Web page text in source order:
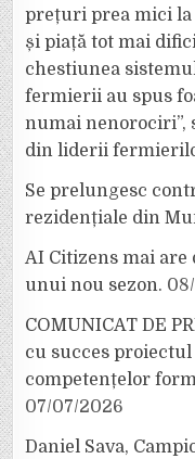
prețuri prea mici
și piață tot mai
chestiunea
fermierii au spus
numai nenorociri”,
din liderii
Se prelungesc
rezidențiale din
AI Citizens mai
unui nou sezon.
COMUNICAT DE
cu succes
competențelor
07/07/2026
Daniel Sava,